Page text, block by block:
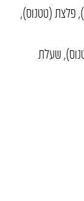
פלצת (טטנוס),
שעלת